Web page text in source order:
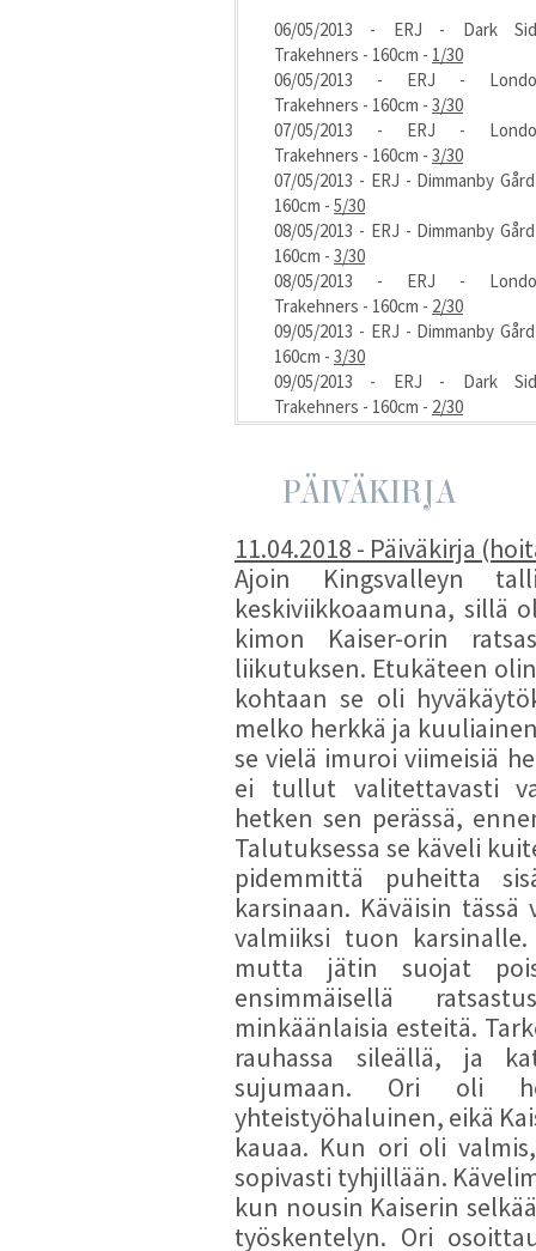
06/05/2013 - ERJ - Dark
Trakehners - 160cm - 1/30
06/05/2013 - ERJ -
Trakehners - 160cm - 3/30
07/05/2013 - ERJ -
Trakehners - 160cm - 3/30
07/05/2013 - ERJ - Dimmanby
160cm - 5/30
08/05/2013 - ERJ - Dimmanby
160cm - 3/30
08/05/2013 - ERJ -
Trakehners - 160cm - 2/30
09/05/2013 - ERJ - Dimmanby
160cm - 3/30
09/05/2013 - ERJ - Dark
Trakehners - 160cm - 2/30
10/05/2013 - ERJ - Dimmanby
10/05/2013 - ERJ - Dimmanby
160cm - 5/30
Trakehners - 160cm -4/30
11/05/2013 - ERJ -
Trakehners - 160cm -5/30
11/05/2013 - ERJ - Rêve de
160cm -
12/05/2013 - ERJ -
Trakehners - 160cm -4/30
12/05/2013 - ERJ -
Trakehners - 160cm -5/30
12/05/2013 - ERJ - Rêve de
160cm - 2/30
12/05/2013 - ERJ -
Trakehners - 160cm -1/30
13/05/2013 - ERJ -
Trakehners - 160cm -5/30
13/05/2013 - ERJ - Rêve de
160cm -5/30
13/05/2013 - ERJ - Dimmanby
160cm - 5/30
14/05/2013 - ERJ - Rêve de
160cm -
4/30
14/05/2013 - ERJ - Rêve de
160cm -2/30
14/05/2013 - ERJ -
Trakehners - 160cm -3/30
14/05/2013 - ERJ - Dark
Trakehners - 160cm -5/30
16/05/2013 - ERJ -
PÄIVÄKIRJA
11.04.2018 - Päiväkirja
Ajoin Kingsvalleyn
keskiviikkoaamuna, sillä
kimon Kaiser-orin
liikutuksen. Etukäteen
kohtaan se oli
melko herkkä ja
se vielä imuroi viimeisiä
ei tullut valitettavasti
hetken sen perässä,
Talutuksessa se käveli
pidemmittä puheitta
karsinaan. Käväisin tässä
valmiiksi tuon
mutta jätin suojat
ensimmäisellä
minkäänlaisia esteitä.
rauhassa sileällä, ja
sujumaan. Ori oli
yhteistyöhaluinen, eikä
kauaa. Kun ori oli
sopivasti tyhjillään.
kun nousin Kaiserin
työskentelyn. Ori